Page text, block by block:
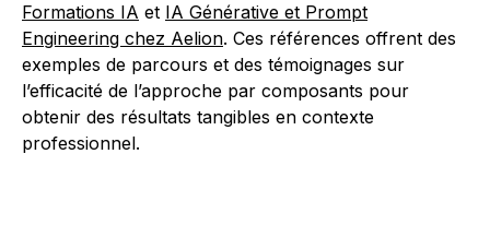
Formations IA et IA Générative et Prompt
Engineering chez Aelion. Ces références offrent des
exemples de parcours et des témoignages sur
l’efficacité de l’approche par composants pour
obtenir des résultats tangibles en contexte
professionnel.